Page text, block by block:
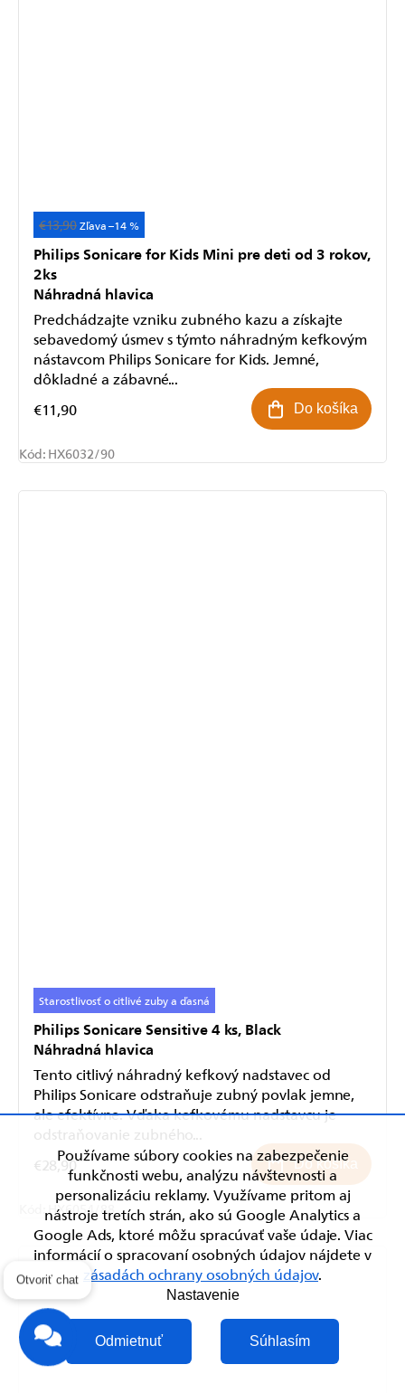
Používame súbory cookies na zabezpečenie
funkčnosti webu, analýzu návštevnosti a
personalizáciu reklamy. Využívame pritom aj
nástroje tretích strán, ako sú Google Analytics a
Google Ads, ktoré môžu spracúvať vaše údaje. Viac
informácií o spracovaní osobných údajov nájdete v
zásadách ochrany osobných údajov.
Nastavenie
Odmietnuť Súhlasím
Pre deti od 3 rokov
€13,90 –14 %
Philips Sonicare for Kids Mini pre deti od 3 rokov,
2ks
Náhradná hlavica
€11,90 Do košíka
Predchádzajte vzniku zubného kazu a získajte
sebavedomý úsmev s týmto náhradným kefkovým
nástavcom Philips Sonicare for Kids. Jemné,
dôkladné a zábavné...
Kód: HX6032/90
Starostlivosť o citlivé zuby a ďasná
Philips Sonicare Sensitive 4 ks, Black
Náhradná hlavica
€28,90 Do košíka
Tento citlivý náhradný kefkový nadstavec od
Philips Sonicare odstraňuje zubný povlak jemne,
ale efektívne. Vďaka kefkovému nadstavcu je
odstraňovanie zubného...
Kód:HX6054/88